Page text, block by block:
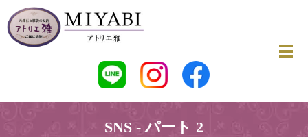
SNS - パート 2